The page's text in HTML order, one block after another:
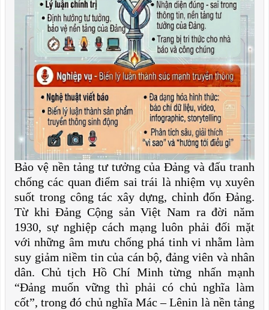
Bảo vệ nền tảng tư tưởng của Đảng và đấu tranh
chống các quan điểm sai trái là nhiệm vụ xuyên
suốt trong công tác xây dựng, chỉnh đốn Đảng.
Từ khi Đảng Cộng sản Việt Nam ra đời năm
1930, sự nghiệp cách mạng luôn phải đối mặt
với những âm mưu chống phá tinh vi nhằm làm
suy giảm niềm tin của cán bộ, đảng viên và nhân
dân. Chủ tịch Hồ Chí Minh từng nhấn mạnh
“Đảng muốn vững thì phải có chủ nghĩa làm
cốt”, trong đó chủ nghĩa Mác – Lênin là nền tảng